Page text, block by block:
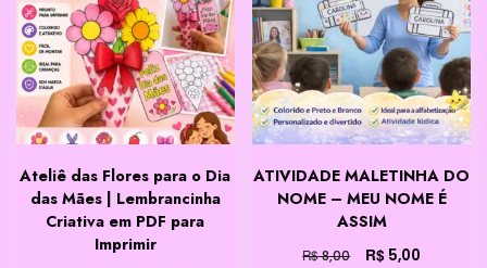
Ateliê das Flores para o Dia
das Mães | Lembrancinha
Criativa em PDF para
Imprimir
ATIVIDADE MALETINHA DO
NOME – MEU NOME É
ASSIM
R$8,00 R$ 5,00